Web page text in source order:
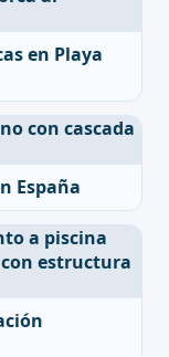
en Playa
España